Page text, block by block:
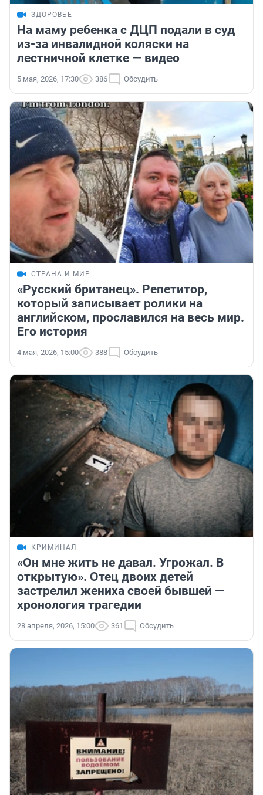
ЗДОРОВЬЕ
На маму ребенка с ДЦП подали в суд
из-за инвалидной коляски на
лестничной клетке — видео
5 мая, 2026, 17:30 386 Обсудить
СТРАНА И МИР
«Русский британец». Репетитор,
который записывает ролики на
английском, прославился на весь мир.
Его история
4 мая, 2026, 15:00 388 Обсудить
КРИМИНАЛ
«Он мне жить не давал. Угрожал. В
открытую». Отец двоих детей
застрелил жениха своей бывшей —
хронология трагедии
28 апреля, 2026, 15:00 361 Обсудить